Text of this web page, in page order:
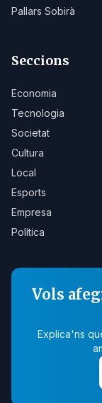
Pallars Sobirà
Seccions
Economia
Tecnologia
Societat
Cultura
Local
Esports
Empresa
Política
Vols
Explica'ns